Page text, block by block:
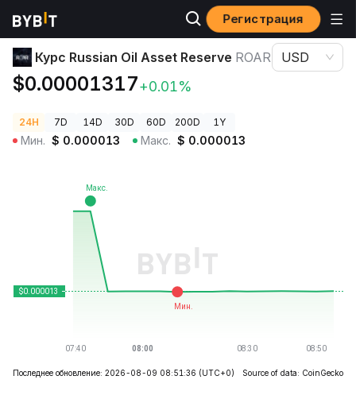
Регистрация
Цены криптовалют Курс Russian Oil Asset Reserve ROAR
Курс Russian Oil Asset Reserve ROAR
$0.00001317+0.01%
USD
24H 7D 14D 30D 60D 200D 1Y
Мин. $ 0.000013 Макс. $ 0.000013
Последнее обновление: 2026-08-09 08:51:36 (UTC+0) Source of data: CoinGecko